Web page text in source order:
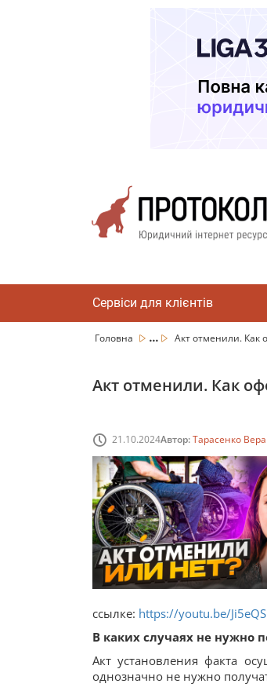
Сервіси для клієнтів
Головна ... Акт отменили. Как
Акт отменили. Как
21.10.2024Автор:Тарасенко
ссылке: https://youtu.be/
В каких случаях не нужно
Акт установления факта
однозначно не нужно